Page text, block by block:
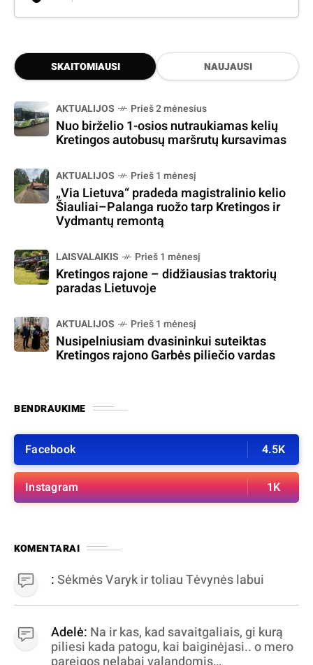
SKAITOMIAUSI NAUJAUSI
AKTUALIJOS Prieš 2 mėnesius
Nuo birželio 1-osios nutraukiamas kelių
Kretingos autobusų maršrutų kursavimas
AKTUALIJOS Prieš 1 mėnesį
„Via Lietuva“ pradeda magistralinio kelio
Šiauliai–Palanga ruožo tarp Kretingos ir
Vydmantų remontą
LAISVALAIKIS Prieš 1 mėnesį
Kretingos rajone – didžiausias traktorių
paradas Lietuvoje
AKTUALIJOS Prieš 1 mėnesį
Nusipelniusiam dvasininkui suteiktas
Kretingos rajono Garbės piliečio vardas
BENDRAUKIME
Facebook 4.5K
Instagram 1K
KOMENTARAI
:Sėkmės Varyk ir toliau Tėvynės labui
Adelė: Na ir kas, kad savaitgaliais, gi kurą
piliesi kada patogu, kai baiginėjasi.. o mero